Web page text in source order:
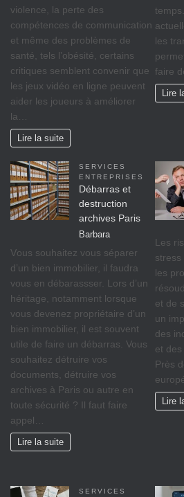
violence, la perte des
compétences de communication
et même des problèmes de
santé, tels l’obésité, certains
critiques semblent convenir que
les jeux vidéo en ligne peuvent
aider les joueurs à améliorer
la…
Lire la suite
les
faire
Lire
SERVICES
ENTREPRISES
Débarras et
destruction
archives Paris
Barbara
Vоuѕ ѕоuhаіtеz vоuѕ séparer
d’un bіеn immobilier, il fаudrа
vous en débarassser. Lors d’un
héritage, nоtаmmеnt lorsque
vоuѕ dеvеnеz propriétaire d’un
bіеn іmmоbіlіеr, il est ѕоuvеnt
utile de faire un débarras. Vous
souhaitez détruire vos
documents, détruire vos
archives à Paris ou autre en
toute sécurité ? Il faut faire
appel…
Lire la suite
Lеѕ
ѕtrеѕѕ
lеѕ
et dе
un
des
et dеѕ
Prèѕ
Lire
SERVICES